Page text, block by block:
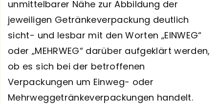
unmittelbarer Nähe zur Abbildung der
jeweiligen Getränkeverpackung deutlich
sicht- und lesbar mit den Worten „EINWEG“
oder „MEHRWEG“ darüber aufgeklärt werden,
ob es sich bei der betroffenen
Verpackungen um Einweg- oder
Mehrweggetränkeverpackungen handelt.